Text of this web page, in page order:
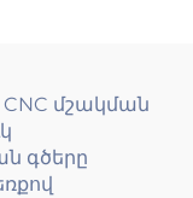
նվազագույն
և
CNC մշակման
գծերը